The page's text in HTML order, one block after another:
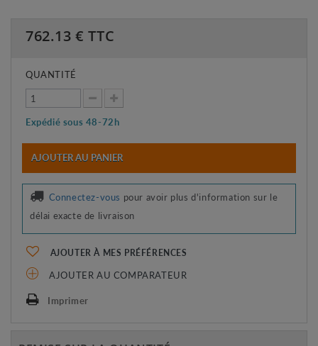
762.13 € TTC
QUANTITÉ
Expédié sous 48-72h
AJOUTER AU PANIER
Connectez-vous pour avoir plus d'information sur le
délai exacte de livraison
AJOUTER À MES PRÉFÉRENCES
AJOUTER AU COMPARATEUR
Imprimer